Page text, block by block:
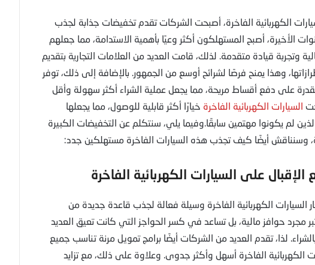
الكهربائية الفاخرة، أصبحت الشركات تقدم تخفيضات جذابة لجذب
الأخيرة، أصبح المستهلكون أكثر وعيًا بأهمية الاستدامة، مما جعلهم
وتجربة قيادة متقدمة. لذلك، قامت العديد من العلامات التجارية بتقديم
إلى 20% على طرازاتها، وهذا يمنح فرصًا لشرائح أوسع من الجمهور. بالإضافة إلى ذلك، توفر
القدرة على دفع أقساط مريحة، مما يجعل عملية الشراء أكثر سهولة وأقل
السيارات الكهربائية الفاخرة خيارًا أكثر قابلية للوصول، مما يجعلها
لم يكونوا مهتمين سابقًا.وفيما يلي، سنتكلم عن التخفيضات الكبيرة
وسنناقش أيضًا كيف تجذب هذه السيارات الفاخرة مستهلكين جدد:
السيارات الكهربائية الفاخرة وسيلة فعالة لجذب قاعدة جديدة من
مجرد حوافز مالية، بل تساعد في كسر الحواجز التي كانت تعيق العديد
لذا، تقدم العديد من الشركات أيضًا برامج تمويل مرنة تناسب جميع
الكهربائية الفاخرة أسهل وأكثر جدوى. وعلاوة على ذلك، مع تزايد